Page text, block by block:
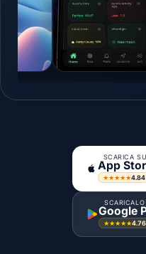
SCARICA SU
App
★★★★★4.84
SCARICALO
Google
★★★★★4.76